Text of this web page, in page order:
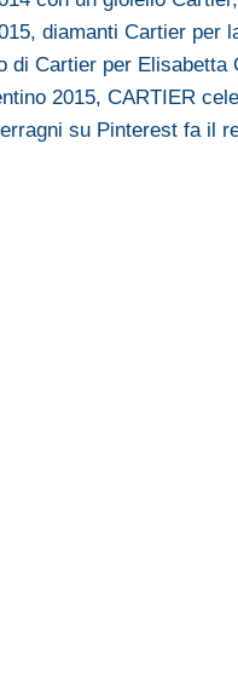
diamanti Cartier per
di Cartier per Elisabetta
2015, CARTIER
su Pinterest fa il